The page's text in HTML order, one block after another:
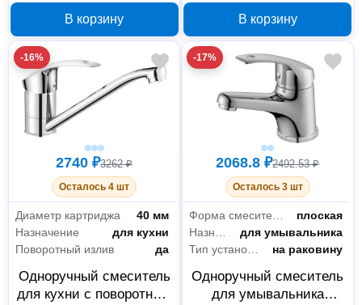
DR71022
В корзину
Decoroom DR71021
В корзину
-16%
2740 ₽3262 ₽
Осталось 4 шт
Диаметр картриджа
40 мм
Назначение
для кухни
Поворотный излив
да
Одноручный смеситель
для кухни с поворотным
-17%
2068.8 ₽2492.53 ₽
Осталось 3 шт
Форма смесителя
плоская
Назначение
для умывальника
Тип установки
на раковину
Одноручный смеситель
для умывальника